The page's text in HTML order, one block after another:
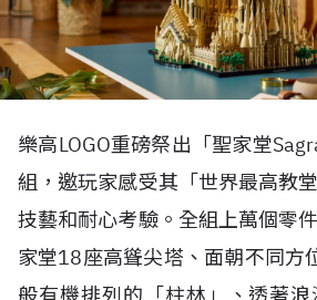
樂高LOGO重磅祭出「聖家堂
組，邀玩家感受其「世界最高教
技藝和耐心考驗。全組上萬個零
家堂18座高聳尖塔、面朝不同方
般有機排列的「柱林」、透著